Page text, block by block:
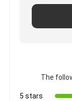
The
5 stars